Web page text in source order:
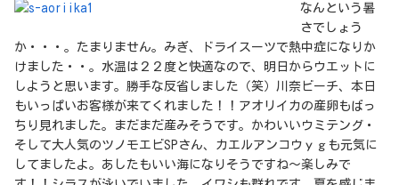
なんという暑
さでしょう
か・・・。たまりません。みぎ、ドライスーツで熱中症になりか
けました・・。水温は２２度と快適なので、明日からウエットに
しようと思います。勝手な反省しました（笑）川奈ビーチ、本日
もいっぱいお客様が来てくれました！！アオリイカの産卵もばっ
ちり見れました。まだまだ産みそうです。かわいいウミテング・
そして大人気のツノモエビSPさん、カエルアンコウｙｇも元気に
してましたよ。あしたもいい海になりそうですね～楽しみで